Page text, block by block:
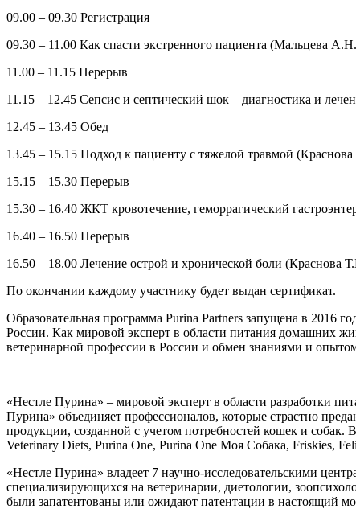
09.00 – 09.30 Регистрация
09.30 – 11.00 Как спасти экстренного пациента (Мальцева
11.00 – 11.15 Перерыв
11.15 – 12.45 Сепсис и септический шок – диагностика и
12.45 – 13.45 Обед
13.45 – 15.15 Подход к пациенту с тяжелой травмой (Краснова
15.15 – 15.30 Перерыв
15.30 – 16.40 ЖКТ кровотечение, геморрагический
16.40 – 16.50 Перерыв
16.50 – 18.00 Лечение острой и хронической боли (Краснова
По окончании каждому участнику будет выдан сертификат.
Образовательная программа Purina Partners запущена в 2016
России. Как мировой эксперт в области питания домашних
ветеринарной профессии в России и обмен знаниями и
«Нестле Пурина» – мировой эксперт в области разработки
Пурина» объединяет профессионалов, которые страстно
продукции, созданной с учетом потребностей кошек и
Veterinary Diets, Purina One, Purina One Моя Собака, Friskies,
«Нестле Пурина» владеет 7 научно-исследовательскими
специализирующихся на ветеринарии, диетологии,
были запатентованы или ожидают патентации в настоящий